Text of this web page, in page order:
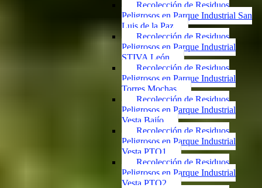
Recolección de Residuos
Peligrosos en Parque Industrial San
Luis de la Paz
Recolección de Residuos
Peligrosos en Parque Industrial
STIVA León
Recolección de Residuos
Peligrosos en Parque Industrial
Torres Mochas
Recolección de Residuos
Peligrosos en Parque Industrial
Vesta Bajío
Recolección de Residuos
Peligrosos en Parque Industrial
Vesta PTO1
Recolección de Residuos
Peligrosos en Parque Industrial
Vesta PTO2